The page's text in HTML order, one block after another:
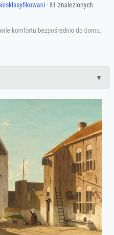
· 81 znalezionych
komfortu bezpośrednio do domu.